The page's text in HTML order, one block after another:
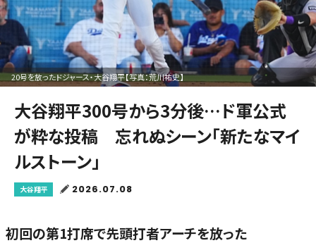
20号を放ったドジャース・大谷翔平【写真：荒川祐史】
大谷翔平300号から3分後…ド軍公式
が粋な投稿 忘れぬシーン「新たなマイ
ルストーン」
大谷翔平 2026.07.08
初回の第1打席で先頭打者アーチを放った